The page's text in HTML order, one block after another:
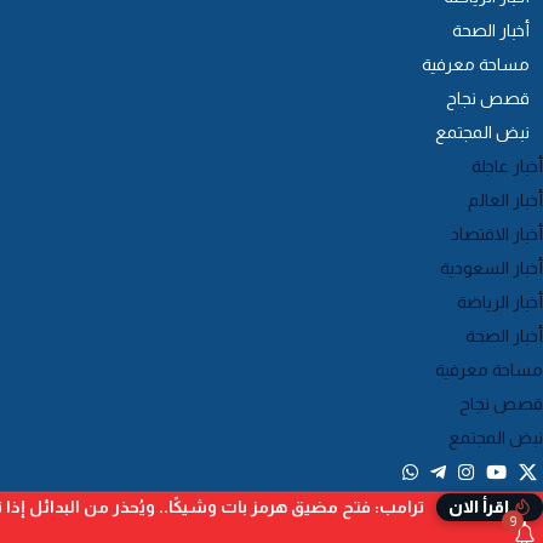
أخبار الصحة
مساحة معرفية
قصص نجاح
نبض المجتمع
أخبار عاجلة
أخبار العالم
أخبار الاقتصاد
أخبار السعودية
أخبار الرياضة
أخبار الصحة
مساحة معرفية
قصص نجاح
نبض المجتمع
إقرأ الان ترامب: فتح مضيق هرمز بات وشيكًا.. ويُحذر من البدائل إذا
9